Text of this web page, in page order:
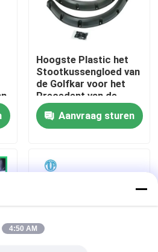
golfkar
de golfkar
Hoogste Plastic het
Stootkussengloed van
de Golfkar voor het
Precedent van de
Clubauto
Aanvraag sturen
4:50 AM